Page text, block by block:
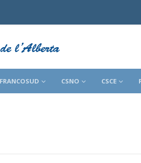
FRANCOSUD CSNO CSCE